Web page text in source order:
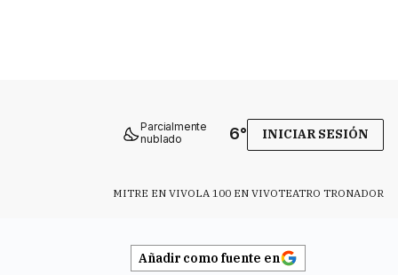
Parcialmente
nublado
6° INICIAR SESIÓN
MITRE EN VIVOLA 100 EN VIVOTEATRO TRONADOR
Añadir como fuente en